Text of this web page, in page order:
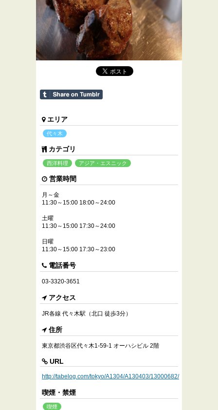
エリア
代々木
カテゴリ
西洋料理 アジア・エスニック
営業時間
月～金
11:30～15:00 18:00～24:00
土曜
11:30～15:00 17:30～24:00
日曜
11:30～15:00 17:30～23:00
電話番号
03-3320-3651
アクセス
JR各線 代々木駅（北口 徒歩3分）
住所
東京都渋谷区代々木1-59-1 オーハシビル 2階
URL
http://tabelog.com/tokyo/A1304/A130403/13000682/
喫煙・禁煙
喫煙